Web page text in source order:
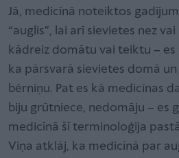
Jā, medicīnā noteiktos
“auglis”, lai arī sievietes nez
kādreiz domātu vai teiktu – es
ka pārsvarā sievietes domā
bērniņu. Pat es kā medicīnas
biju grūtniece, nedomāju – es
medicīnā šī terminoloģija
Viņa atklāj, ka medicīnā par